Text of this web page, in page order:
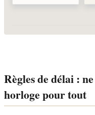
Règles de délai :
horloge pour tout